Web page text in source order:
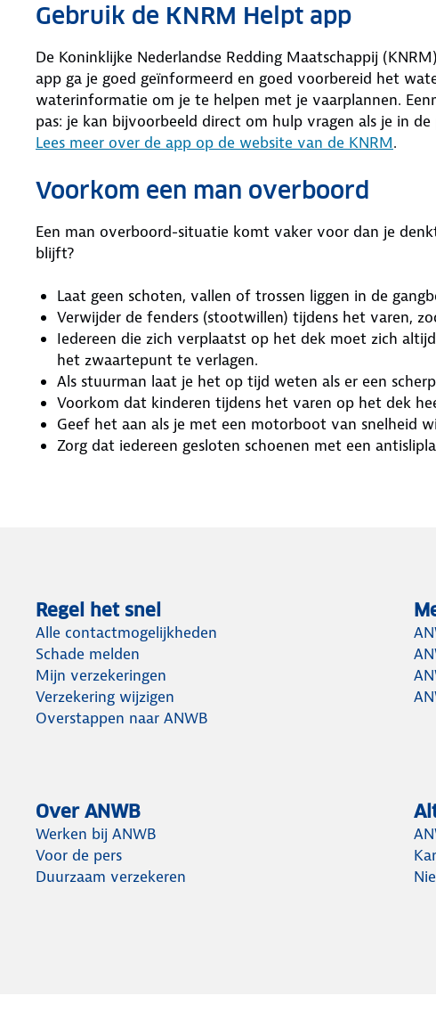
Gebruik de KNRM Helpt app
De Koninklijke Nederlandse Redding Maatschappij
app ga je goed geïnformeerd en goed voorbereid het
waterinformatie om je te helpen met je vaarplannen.
pas: je kan bijvoorbeeld direct om hulp vragen als je in
Lees meer over de app op de website van de KNRM.
Voorkom een man overboord
Een man overboord-situatie komt vaker voor dan je
blijft?
Laat geen schoten, vallen of trossen liggen in de
Verwijder de fenders (stootwillen) tijdens het varen,
Iedereen die zich verplaatst op het dek moet zich
het zwaartepunt te verlagen.
Als stuurman laat je het op tijd weten als er een
Voorkom dat kinderen tijdens het varen op het dek
Geef het aan als je met een motorboot van snelheid
Zorg dat iedereen gesloten schoenen met een
Regel het snel
Alle contactmogelijkheden
Schade melden
Mijn verzekeringen
Verzekering wijzigen
Overstappen naar ANWB
Over ANWB
Werken bij ANWB
Voor de pers
Duurzaam verzekeren